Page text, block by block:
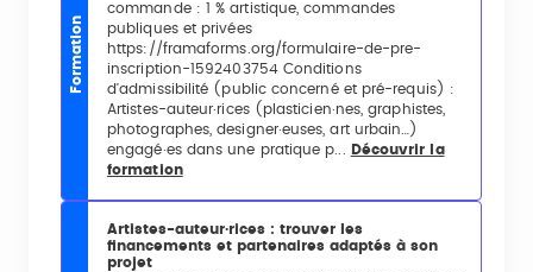
Formation
commande : 1 % artistique, commandes
publiques et privées
https://framaforms.org/formulaire-de-pre-
inscription-1592403754 Conditions
d'admissibilité (public concerné et pré-requis) :
Artistes-auteur·rices (plasticien·nes, graphistes,
photographes, designer·euses, art urbain…)
engagé·es dans une pratique p...
Découvrir la
formation
Artistes-auteur·rices : trouver les
financements et partenaires adaptés à son
projet